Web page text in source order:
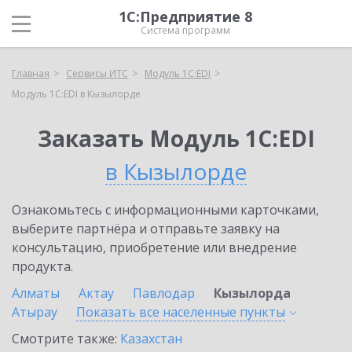
1С:Предприятие 8
Система программ
Главная Сервисы ИТС
Модуль 1C:EDI
Модуль 1C:EDI в Кызылорде
Заказать Модуль 1C:EDI
в Кызылорде
Ознакомьтесь с информационными карточками,
выберите партнёра и отправьте заявку на
консультацию, приобретение или внедрение
продукта.
Алматы
Актау Павлодар
Кызылорда
Атырау
Показать все населенные пункты
Смотрите также: Казахстан